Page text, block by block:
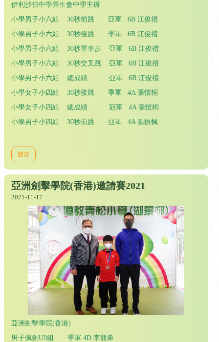
伊利沙伯中學舊生會中學主辦
小學男子小六組 30秒前跳 亞軍 6B 江俊禮
小學男子小六組 30秒後跳 季軍 6B 江俊禮
小學男子小六組 30秒單車步 亞軍 6B 江俊禮
小學男子小六組 30秒交叉跳 亞軍 6B 江俊禮
小學男子小六組 總成績 亞軍 6B 江俊禮
小學女子小四組 30秒後跳 季軍 4A 張愷桐
小學女子小四組 總成績 冠軍 4A 張愷桐
小學男子小四組 30秒前跳 亞軍 4A 張振楓
體育
亞洲劍擊學院(香港)邀請賽2021
2021-11-17
亞洲劍擊學院(香港)
男子佩劍U9組 季軍 4D 李翹希